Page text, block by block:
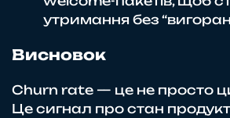
утримання без
Висновок
Churn rate — це не просто
Це сигнал про стан